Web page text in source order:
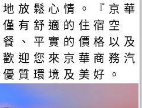
放鬆心情。『京華
有舒適的住宿空
、平實的價格以及
迎您來京華商務汽
質環境及美好。